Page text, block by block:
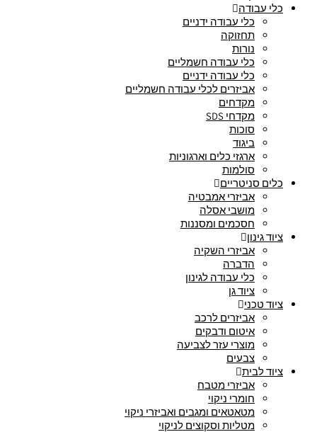
כלי עבודה
כלי עבודה ידניים
תחזוקה
נורות
כלי עבודה חשמליים
כלי עבודה ידניים
אביזרים לכלי עבודה חשמליים
מקדחים
מקדחי SDS
סוכות
ביגוד
ארגזי כלים וארגוניות
סולמות
כלים סניטריים
אביזרי אמבטיה
מושבי אסלה
חסכמים ומסננות
ציוד גינון
אביזרי השקיה
הדברה
כלי עבודה לגינון
ציוד גן
ציוד טכני
אביזרים לרכב
איטום ודבקים
מוצרי עזר לצביעה
צבעים
ציוד לבית
אביזרי מטבח
חומרי ניקוי
מטאטאים ומגבים ואביזרי ניקוי
מטליות וסקוצים לניקוי